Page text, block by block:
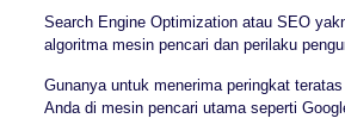
Search Engine Optimization atau SEO
algoritma mesin pencari dan perilaku
Gunanya untuk menerima peringkat
Anda di mesin pencari utama seperti